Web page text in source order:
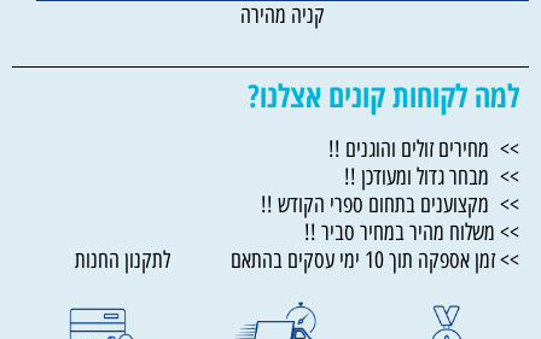
קניה מהירה
למה לקוחות קונים אצלנו?
>> מחירים זולים והוגנים !!
>> מבחר גדול ומעודכן !!
>> מקצוענים בתחום ספרי הקודש !!
>> משלוח מהיר במחיר סביר !!
>> זמן אספקה תוך 10 ימי עסקים בהתאם לתקנון החנות